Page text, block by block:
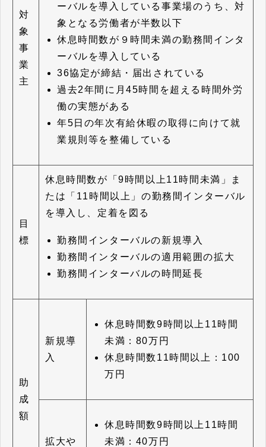
対
象
事
業
主
ーバルを導入している事業場のうち、対
象となる労働者が半数以下
休息時間数が９時間未満の勤務間インタ
ーバルを導入している
36協定が締結・届出されている
過去2年間に月45時間を超える時間外労
働の実態がある
年5日の年次有給休暇の取得に向けて就
業規則等を整備している
目
標
休息時間数が「9時間以上11時間未満」ま
たは「11時間以上」の勤務間インターバル
を導入し、定着を図る
勤務間インターバルの新規導入
勤務間インターバルの適用範囲の拡大
勤務間インターバルの時間延長
助
成
額
新規導
入
休息時間数9時間以上11時間
未満：80万円
休息時間数11時間以上：100
万円
拡大や
休息時間数9時間以上11時間
未満：40万円